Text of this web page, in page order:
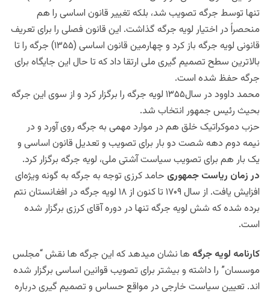
تنها توسط جرگه تصویب شد، بلکه تغییر قانون اساسی را هم
منحصراً در اختیار لویه جرگه گذاشت. این قانون فصلی را برای تعریف
قانونی لویه جرگه باز کرد و چهارمین قانون اساسی (۱۳۵۵) جرگه را تا
بالاترین سطح تصمیم‎ گیری ملی ارتقا داد که تا حال این جایگاه برای
جرگه حفظ شده است.
محمد داوود در سال۱۳۵۵ لویه جرگه را برگزار کرد و از سوی این جرگه
بحیث رئیس جمهور انتخاب شد.
حزب دموکراتیک خلق هم در موارد مهمی به جرگه روی آورد و در
نیمه دوم دهه شصت دو بار برای تصویب و تعدیل قانون اساسی و
یک بار هم برای تصویب سیاست آشتی ملی، لویه جرگه برگزار کرد.
در زمان ریاست جمهوری حامد کرزی توجه به جرگه به گونه ویژه‌ای
افزایش یافت. از سال ۱۷۰۹ تا کنون از ۱۸ لویه جرگه در افغانستان نتم
است.
کارنامه لویه جرگه‎
ها نشان می‎دهد که این جرگه ها نقش “مجلس
موسسان” را داشته و بیشتر برای تصویب قوانین اساسی برگزار شده
اند. تعیین سیاست خارجی در مواقع حساس و تصمیم‎ گیری درباره